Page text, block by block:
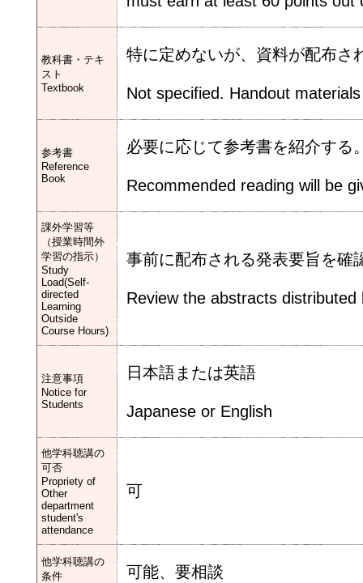
教科書・テキ
スト
Textbook
特に定めないが、資料が配布さ
Not specified. Handout
参考書
Reference
Book
必要に応じて参考書を紹介する
Recommended reading will be
課外学習等
（授業時間外
学習の指示）
Study
Load(Self-
directed
Learning
Outside
Course Hours)
事前に配布される発表要旨を確
Review the abstracts
注意事項
Notice for
Students
日本語または英語
Japanese or English
他学科聴講の
可否
Propriety of
Other
department
student's
attendance
可
他学科聴講の
条件
可能、要相談